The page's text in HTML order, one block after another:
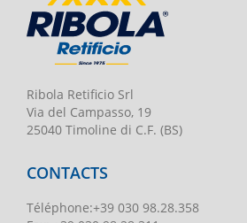
Ribola Retificio Srl
Via del Campasso, 19
25040 Timoline di C.F. (BS)
CONTACTS
Téléphone:+39 030 98.28.358